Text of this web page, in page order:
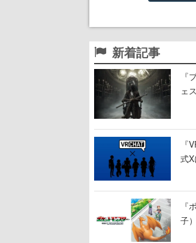
新着記事
『
ェ
『
式
『
子